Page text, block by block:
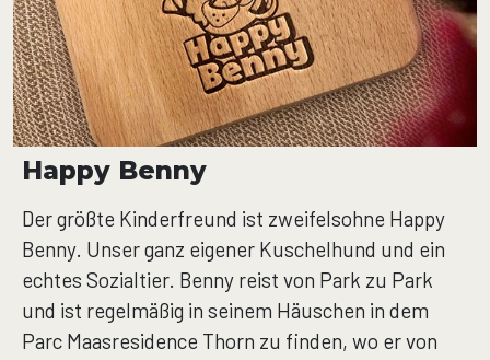
Happy Benny
Der größte Kinderfreund ist zweifelsohne Happy
Benny. Unser ganz eigener Kuschelhund und ein
echtes Sozialtier. Benny reist von Park zu Park
und ist regelmäßig in seinem Häuschen in dem
Parc Maasresidence Thorn zu finden, wo er von